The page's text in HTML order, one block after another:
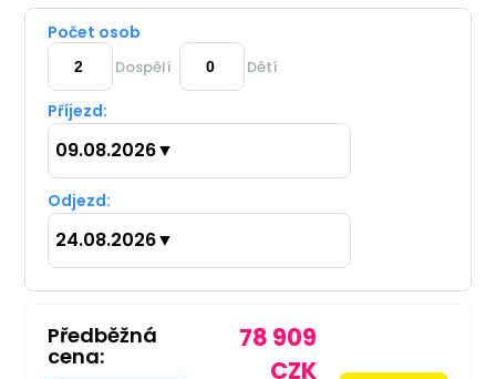
Počet osob
Dospělí Dětí
Příjezd:
09.08.2026▼
Odjezd:
24.08.2026▼
Předběžná
cena:
78 909
CZK